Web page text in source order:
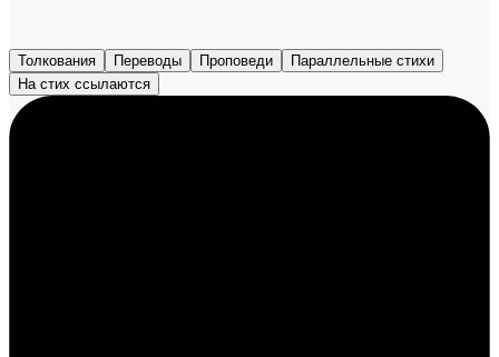
Толкования Переводы Проповеди
Параллельные стихи
На стих ссылаются